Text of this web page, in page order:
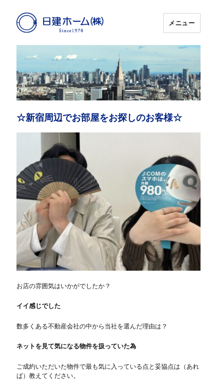
日建ホーム
メニュー
☆新宿周辺でお部屋をお探しのお客様☆
お店の雰囲気はいかがでしたか？
イイ感じでした
数多くある不動産会社の中から当社を選んだ理由は？
ネットを見て気になる物件を扱っていた為
ご成約いただいた物件で最も気に入っている点と妥協点は（あれ
ば）教えてください。